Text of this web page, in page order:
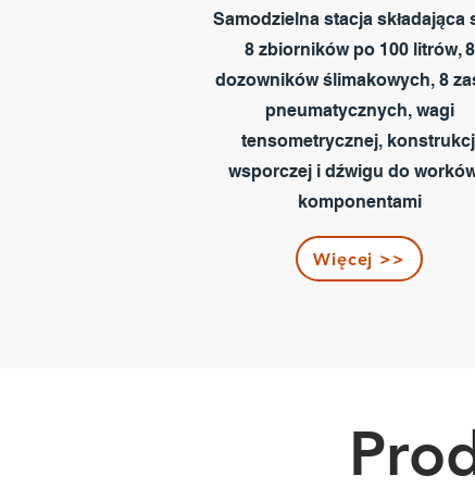
Samodzielna stacja składająca
8 zbiorników po 100 litrów, 8
dozowników ślimakowych, 8
pneumatycznych, wagi
tensometrycznej,
wsporczej i dźwigu do
komponentami
Więcej >>